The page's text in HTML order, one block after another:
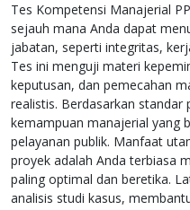
Tes Kompetensi Manajerial
sejauh mana Anda dapat
jabatan, seperti integritas,
Tes ini menguji materi
keputusan, dan pemecahan
realistis. Berdasarkan standar
kemampuan manajerial yang
pelayanan publik. Manfaat
proyek adalah Anda terbiasa
paling optimal dan beretika.
analisis studi kasus,